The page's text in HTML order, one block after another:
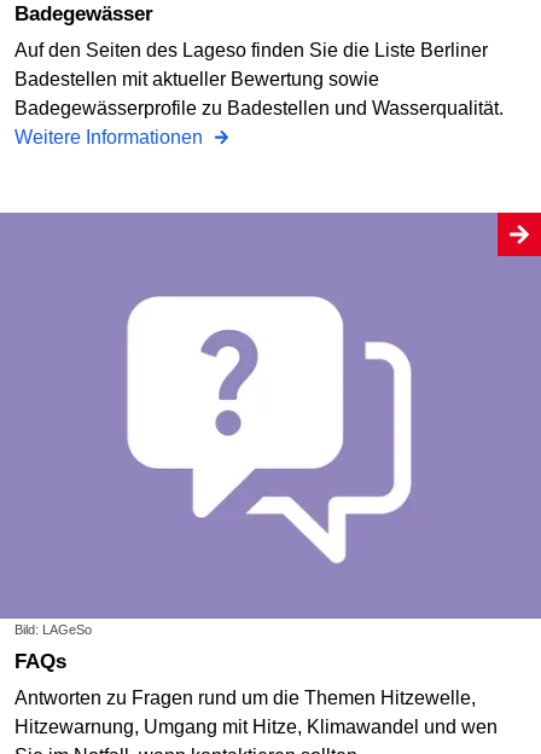
Badegewässer
Auf den Seiten des Lageso finden Sie die Liste Berliner
Badestellen mit aktueller Bewertung sowie
Badegewässerprofile zu Badestellen und Wasserqualität.
Weitere Informationen
Bild: LAGeSo
FAQs
Antworten zu Fragen rund um die Themen Hitzewelle,
Hitzewarnung, Umgang mit Hitze, Klimawandel und wen